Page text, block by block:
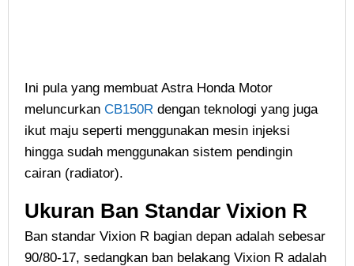
Ini pula yang membuat Astra Honda Motor
meluncurkan CB150R dengan teknologi yang juga
ikut maju seperti menggunakan mesin injeksi
hingga sudah menggunakan sistem pendingin
cairan (radiator).
Ukuran Ban Standar Vixion R
Ban standar Vixion R bagian depan adalah sebesar
90/80-17, sedangkan ban belakang Vixion R adalah